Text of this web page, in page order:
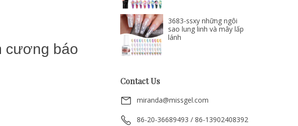
cương báo
3683-ssxy những ngôi
sao lung linh và mây lấp
lánh
Contact Us
miranda@missgel.com
86-20-36689493 / 86-13902408392